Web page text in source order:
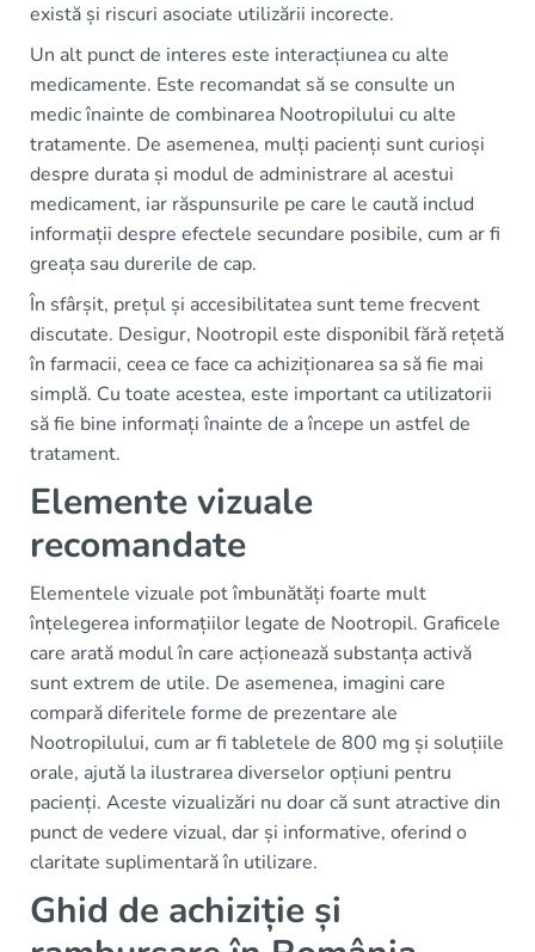
există și riscuri asociate utilizării incorecte.
Un alt punct de interes este interacțiunea cu alte
medicamente. Este recomandat să se consulte un
medic înainte de combinarea Nootropilului cu alte
tratamente. De asemenea, mulți pacienți sunt curioși
despre durata și modul de administrare al acestui
medicament, iar răspunsurile pe care le caută includ
informații despre efectele secundare posibile, cum ar fi
greața sau durerile de cap.
În sfârșit, prețul și accesibilitatea sunt teme frecvent
discutate. Desigur, Nootropil este disponibil fără rețetă
în farmacii, ceea ce face ca achiziționarea sa să fie mai
simplă. Cu toate acestea, este important ca utilizatorii
să fie bine informați înainte de a începe un astfel de
tratament.
Elemente vizuale
recomandate
Elementele vizuale pot îmbunătăți foarte mult
înțelegerea informațiilor legate de Nootropil. Graficele
care arată modul în care acționează substanța activă
sunt extrem de utile. De asemenea, imagini care
compară diferitele forme de prezentare ale
Nootropilului, cum ar fi tabletele de 800 mg și soluțiile
orale, ajută la ilustrarea diverselor opțiuni pentru
pacienți. Aceste vizualizări nu doar că sunt atractive din
punct de vedere vizual, dar și informative, oferind o
claritate suplimentară în utilizare.
Ghid de achiziție și